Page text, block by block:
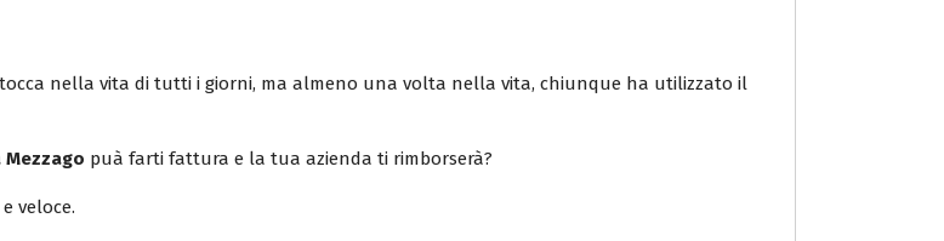
nella vita di tutti i giorni, ma almeno una volta nella vita, chiunque ha utilizzato il
Mezzago puà farti fattura e la tua azienda ti rimborserà?
veloce.